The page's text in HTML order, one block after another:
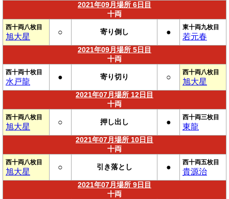
2021年09月場所 6日目
十両
西十両八枚目
旭大星
○ 寄り倒し ●
東十両九枚目
若元春
2021年09月場所 5日目
十両
西十両十枚目
水戸龍
● 寄り切り ○
西十両八枚目
旭大星
2021年07月場所 12日目
十両
西十両八枚目
旭大星
○ 押し出し ●
西十両三枚目
東龍
2021年07月場所 10日目
十両
西十両八枚目
旭大星
○ 引き落とし ●
西十両五枚目
貴源治
2021年07月場所 9日目
十両